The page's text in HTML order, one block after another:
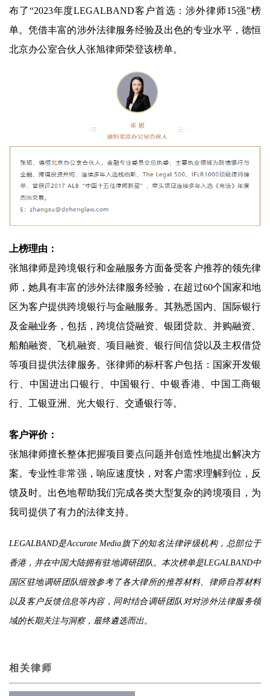
布了“2023年度LEGALBAND客户首选：涉外律师15强”榜
单。凭借丰富的涉外法律服务经验及出色的专业水平，德恒
北京办公室合伙人张旭律师荣登该榜单。
上榜理由：
张旭律师是跨境银行和金融服务方面备受客户推荐的领先律
师，她具有丰富的涉外法律服务经验，在超过60个国家和地
区为客户提供跨境银行与金融服务。其熟悉国内、国际银行
及金融业务，包括，跨境信贷融资、银团贷款、并购融资、
船舶融资、飞机融资、项目融资、银行间信贷以及主权借贷
等项目提供法律服务。张律师的标杆客户包括：国家开发银
行、中国进出口银行、中国银行、中银香港、中国工商银
行、工银亚洲、光大银行、交通银行等。
客户评价：
张旭律师擅长整体把握项目要点问题并创造性地提出解决方
案。专业性非常强，响应速度快，对客户需求理解到位，反
馈及时。出色地帮助我们完成各类大型复杂的跨境项目，为
我司提供了有力的法律支持。
LEGALBAND是Accurate Media旗下的知名法律评级机构，总部位于
香港，并在中国大陆拥有驻地调研团队。本次榜单是LEGALBAND中
国区驻地调研团队细致参考了各大律所的推荐材料、律师自荐材料
以及客户反馈信息等内容，同时结合调研团队对对涉外法律服务领
域的长期关注与洞察，最终遴选而出。
相关律师